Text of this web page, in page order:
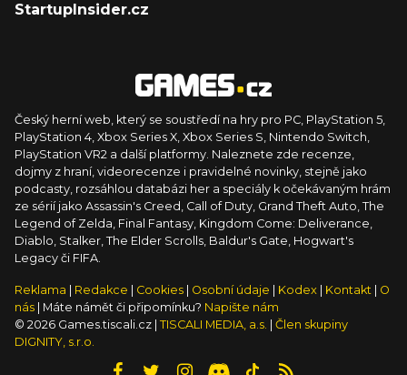
StartupInsider.cz
Český herní web, který se soustředí na hry pro PC, PlayStation 5,
PlayStation 4, Xbox Series X, Xbox Series S, Nintendo Switch,
PlayStation VR2 a další platformy. Naleznete zde recenze,
dojmy z hraní, videorecenze i pravidelné novinky, stejně jako
podcasty, rozsáhlou databázi her a speciály k očekávaným hrám
ze sérií jako Assassin's Creed, Call of Duty, Grand Theft Auto, The
Legend of Zelda, Final Fantasy, Kingdom Come: Deliverance,
Diablo, Stalker, The Elder Scrolls, Baldur's Gate, Hogwart's
Legacy či FIFA.
Reklama Redakce Cookies Osobní údaje Kodex Kontakt
O
nás
| Máte námět či připomínku? Napište nám
© 2026 Games.tiscali.cz | TISCALI MEDIA, a.s.
Člen skupiny
DIGNITY, s.r.o.